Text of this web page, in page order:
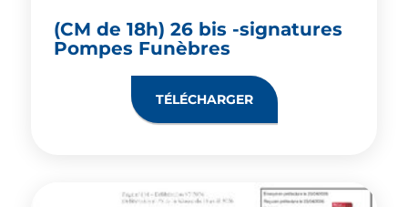
(CM de 18h) 26 bis -signatures
Pompes Funèbres
TÉLÉCHARGER